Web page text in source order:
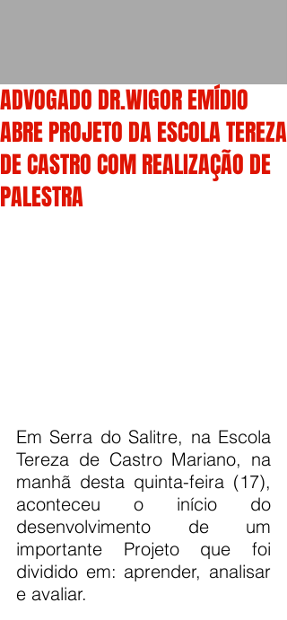
ADVOGADO DR.WIGOR EMÍDIO
ABRE PROJETO DA ESCOLA TEREZA
DE CASTRO COM REALIZAÇÃO DE
PALESTRA
Em Serra do Salitre, na Escola
Tereza de Castro Mariano, na
manhã desta quinta-feira (17),
aconteceu o início do
desenvolvimento de um
importante Projeto que foi
dividido em: aprender, analisar
e avaliar.